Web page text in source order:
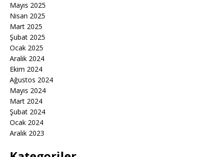
Mayıs 2025
Nisan 2025
Mart 2025
Şubat 2025
Ocak 2025
Aralık 2024
Ekim 2024
Ağustos 2024
Mayıs 2024
Mart 2024
Şubat 2024
Ocak 2024
Aralık 2023